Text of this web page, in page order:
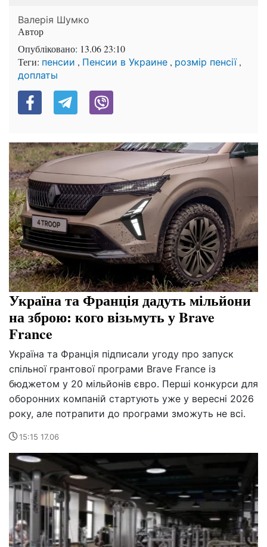
Валерія Шумко
Автор
Опубліковано: 13.06 23:10
Теги: пенсии , Пенсии в Украине , розмір пенсії,
доплаты
Україна та Франція дадуть мільйони
на зброю: кого візьмуть у Brave
France
Україна та Франція підписали угоду про запуск
спільної грантової програми Brave France із
бюджетом у 20 мільйонів євро. Перші конкурси для
оборонних компаній стартують уже у вересні 2026
року, але потрапити до програми зможуть не всі.
15:15 17.06